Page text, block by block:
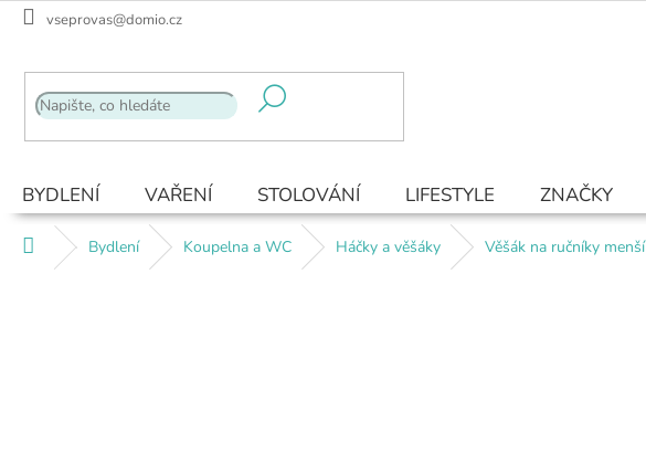
Přejít
vseprovas@domio.cz
BYDLENÍ VAŘENÍ STOLOVÁNÍ LIFESTYLE ZNAČKY
Domů Bydlení Koupelna a WC Háčky a věšáky Věšák na ručníky menší